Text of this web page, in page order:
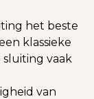
het beste
klassieke
vaak
van